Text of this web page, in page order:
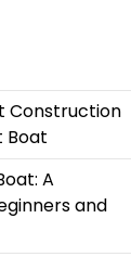
Construction
Boat
A
and